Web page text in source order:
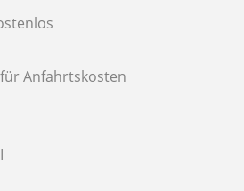
Anfahrtskosten